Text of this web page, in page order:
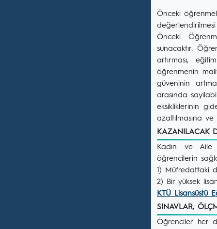
Önceki
Önceki
sunacaktır.
artırması,
öğrenmenin
güveninin
arasında
eksikliklerinin
azaltılmasına
KAZANILACAK
Kadın ve Aile
öğrencilerin
1) Müfredattaki
2) Bir yüksek
KTÜ Lisansüstü
SINAVLAR,
Öğrenciler her